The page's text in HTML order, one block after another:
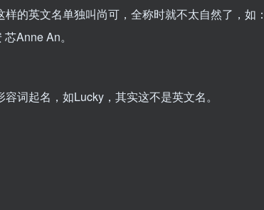
的英文名单独叫尚可，全称时就不太自然了，如
Anne An。
词起名，如Lucky，其实这不是英文名。